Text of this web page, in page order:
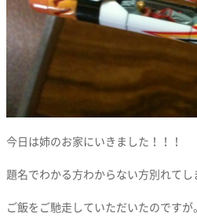
今日は姉のお家にいきました！！！
題名でわかる方わからない方別れて
ご飯をご馳走していただいたのですが